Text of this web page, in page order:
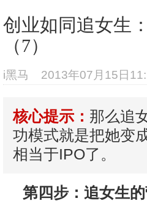
创业如同追女生
（7）
i黑马 2013年07月15日
核心提示： 那么追
功模式就是把她变
相当于IPO了。
第四步：追女生